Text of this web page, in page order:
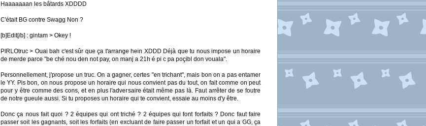
Haaaaaaan les bâtards XDDDD
C'était BG contre Swagg Non ?
[b]Edit[/b] : gintam > Okey !
PIRLOtruc > Ouai bah c'est sûr que ça t'arrange hein XDDD Déjà que tu nous impose un horaire
de merde parce "be ché nou den not pay, on manj a 21h é pi c pa poçibl don vouala".
Personnellement, j'propose un truc. On a gagner, certes "en trichant", mais bon on a pas entamer
le YY. Pis bon, on nous propose un horaire qui nous convient pas du tout, on fait comme on peut
pour y être comme des cons, et en plus l'adversaire était même pas là. Faut arrêter de se foutre
de notre gueule aussi. Si tu proposes un horaire qui te convient, essaie au moins d'y être.
Donc ça nous fait quoi ? 2 équipes qui ont triché ? 2 équipes qui font forfaits ? Donc faut faire
passer soit les gagnants, soit les forfaits (en excluant de faire passer un forfait et un qui a GG, ça